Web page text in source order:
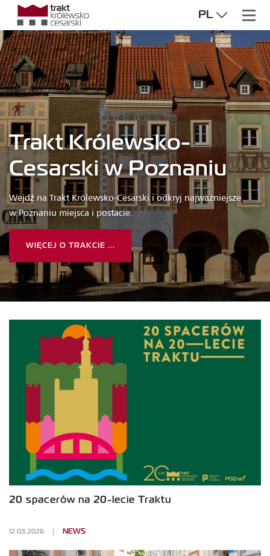
PL
Trakt Królewsko-
Cesarski w Poznaniu
Wejdź na Trakt Królewsko-Cesarski i odkryj najważniejsze
w Poznaniu miejsca i postacie.
WIĘCEJ O TRAKCIE ...
20 spacerów na 20-lecie Traktu
12.03.2026 NEWS